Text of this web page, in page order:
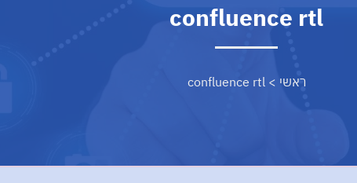
confluence rtl
ראשי >
confluence rtl